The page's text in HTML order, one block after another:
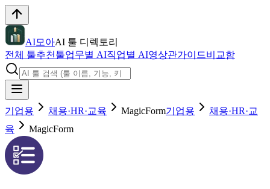
AI모아AI 툴 디렉토리
전체 툴추천툴업무별 AI직업별 AI영상관가이드비교함
기업용 채용·HR·교육 MagicForm기업용
채용·HR·교
육
MagicForm